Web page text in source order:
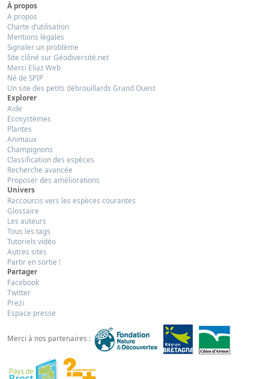
À propos
A propos
Charte d’utilisation
Mentions légales
Signaler un problème
Site clôné sur Géodiversité.net
Merci Eliaz Web
Né de SPIP
Un site des petits débrouillards Grand Ouest
Explorer
Aide
Ecosystèmes
Plantes
Animaux
Champignons
Classification des espèces
Recherche avancée
Proposer des améliorations
Univers
Raccourcis vers les espèces courantes
Glossaire
Les auteurs
Tous les tags
Tutoriels vidéo
Autres sites
Partir en sortie !
Partager
Facebook
Twitter
Prezi
Espace presse
Merci à nos partenaires :